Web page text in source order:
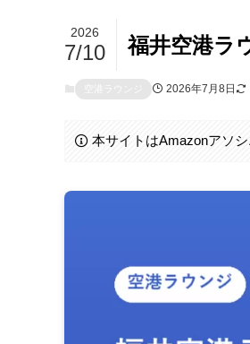
福井空港ラ
2026
7/10
空港ラウンジ 2026年7月8日
本サイトはAmazonアソ